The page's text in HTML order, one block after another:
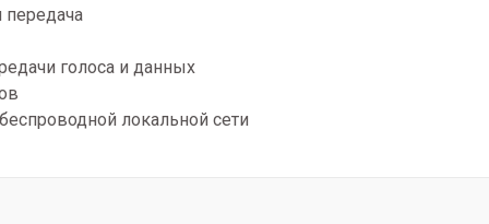
голоса и данных
локальной сети